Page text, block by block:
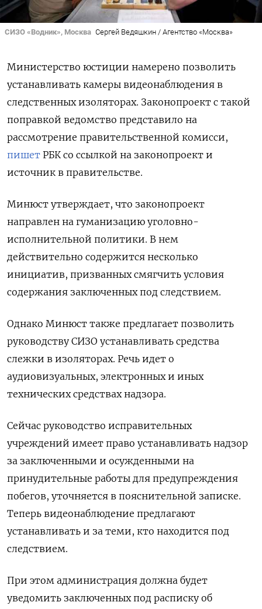
СИЗО «Водник», Москва Сергей Ведяшкин / Агентство «Москва»
Министерство юстиции намерено позволить
устанавливать камеры видеонаблюдения в
следственных изоляторах. Законопроект с такой
поправкой ведомство представило на
рассмотрение правительственной комисси,
пишет РБК со ссылкой на законопроект и
источник в правительстве.
Минюст утверждает, что законопроект
направлен на гуманизацию уголовно-
исполнительной политики. В нем
действительно содержится несколько
инициатив, призванных смягчить условия
содержания заключенных под следствием.
Однако Минюст также предлагает позволить
руководству СИЗО устанавливать средства
слежки в изоляторах. Речь идет о
аудиовизуальных, электронных и иных
технических средствах надзора.
Сейчас руководство исправительных
учреждений имеет право устанавливать надзор
за заключенными и осужденными на
принудительные работы для предупреждения
побегов, уточняется в пояснительной записке.
Теперь видеонаблюдение предлагают
устанавливать и за теми, кто находится под
следствием.
При этом администрация должна будет
уведомить заключенных под расписку об